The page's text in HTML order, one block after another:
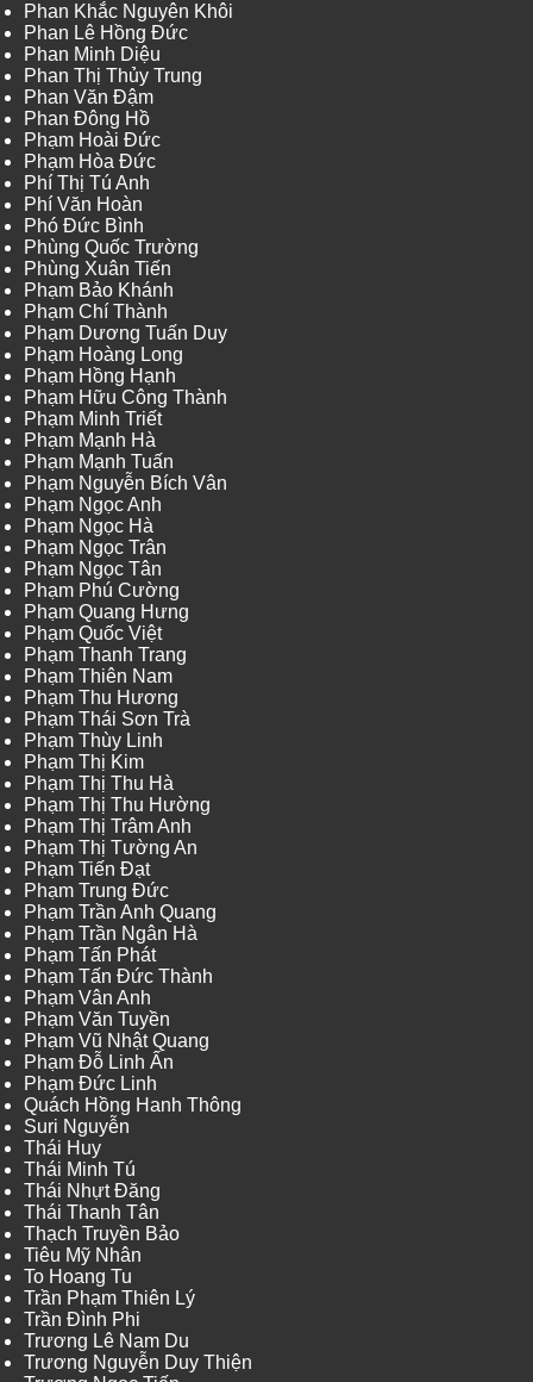
Phan Khắc Nguyên Khôi
Phan Lê Hồng Đức
Phan Minh Diệu
Phan Thị Thủy Trung
Phan Văn Đậm
Phan Đông Hồ
Phạm Hoài Đức
Phạm Hòa Đức
Phí Thị Tú Anh
Phí Văn Hoàn
Phó Đức Bình
Phùng Quốc Trường
Phùng Xuân Tiến
Phạm Bảo Khánh
Phạm Chí Thành
Phạm Dương Tuấn Duy
Phạm Hoàng Long
Phạm Hồng Hạnh
Phạm Hữu Công Thành
Phạm Minh Triết
Phạm Mạnh Hà
Phạm Mạnh Tuấn
Phạm Nguyễn Bích Vân
Phạm Ngọc Anh
Phạm Ngọc Hà
Phạm Ngọc Trân
Phạm Ngọc Tân
Phạm Phú Cường
Phạm Quang Hưng
Phạm Quốc Việt
Phạm Thanh Trang
Phạm Thiên Nam
Phạm Thu Hương
Phạm Thái Sơn Trà
Phạm Thùy Linh
Phạm Thị Kim
Phạm Thị Thu Hà
Phạm Thị Thu Hường
Phạm Thị Trâm Anh
Phạm Thị Tường An
Phạm Tiến Đạt
Phạm Trung Đức
Phạm Trần Anh Quang
Phạm Trần Ngân Hà
Phạm Tấn Phát
Phạm Tấn Đức Thành
Phạm Vân Anh
Phạm Văn Tuyền
Phạm Vũ Nhật Quang
Phạm Đỗ Linh Ấn
Phạm Đức Linh
Quách Hồng Hanh Thông
Suri Nguyễn
Thái Huy
Thái Minh Tú
Thái Nhựt Đăng
Thái Thanh Tân
Thạch Truyền Bảo
Tiêu Mỹ Nhân
To Hoang Tu
Trần Phạm Thiên Lý
Trần Đình Phi
Trương Lê Nam Du
Trương Nguyễn Duy Thiện